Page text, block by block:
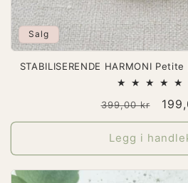
Salg
STABILISERENDE HARMONI
Vanlig
pris
399,00 kr
Legg i